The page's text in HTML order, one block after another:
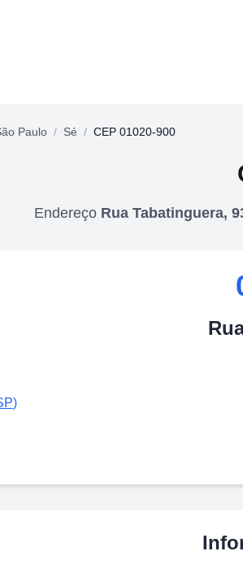
Paulo / Sé / CEP 01020-900
Endereço Rua Tabatinguera,
)